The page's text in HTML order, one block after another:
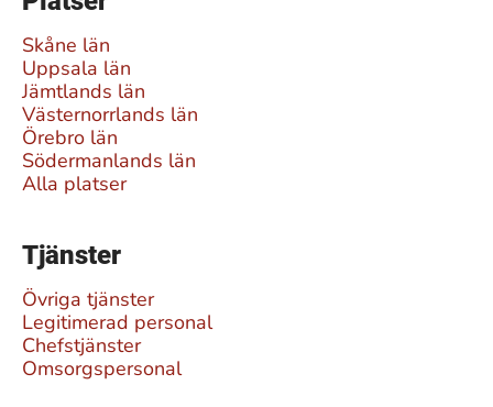
Skåne län
Uppsala län
Jämtlands län
Västernorrlands län
Örebro län
Södermanlands län
Alla platser
Tjänster
Övriga tjänster
Legitimerad personal
Chefstjänster
Omsorgspersonal